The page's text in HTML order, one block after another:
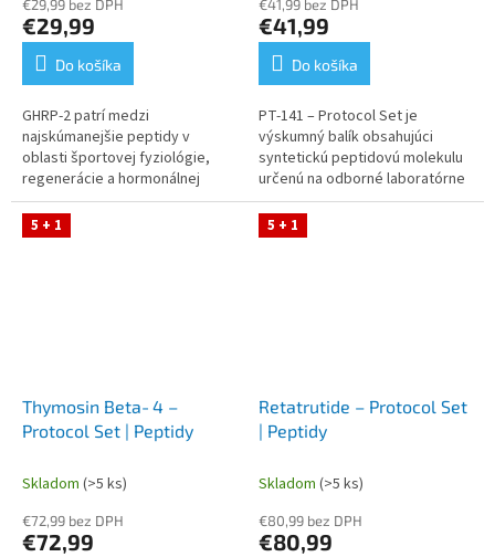
€29,99 bez DPH
€29,99
Do košíka
GHRP‑2 patrí medzi
najskúmanejšie peptidy v
oblasti športovej fyziológie,
regenerácie a hormonálnej
adaptácie na záťaž. Tento
Protocol Set obsahuje GHRP‑2,
bakteriostatickú vodu...
€41,99 bez DPH
€41,99
Do košíka
PT‑141 – Protocol Set je
výskumný balík obsahujúci
syntetickú peptidovú molekulu
určenú na odborné laboratórne
použitie. Vhodný pre
experimentálne modely
zamerané na štúdium...
5 + 1
Thymosin Beta‑4 –
Protocol Set | Peptidy
Skladom (>5 ks)
€72,99 bez DPH
€72,99
5 + 1
Retatrutide – Protocol Set
| Peptidy
Skladom (>5 ks)
€80,99 bez DPH
€80,99